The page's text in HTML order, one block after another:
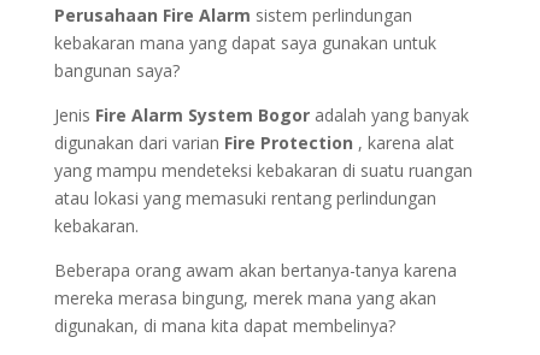
Perusahaan Fire Alarm sistem perlindungan
kebakaran mana yang dapat saya gunakan untuk
bangunan saya?
Jenis Fire Alarm System Bogoradalah yang banyak
digunakan dari varian Fire Protection , karena alat
yang mampu mendeteksi kebakaran di suatu ruangan
atau lokasi yang memasuki rentang perlindungan
kebakaran.
Beberapa orang awam akan bertanya-tanya karena
mereka merasa bingung, merek mana yang akan
digunakan, di mana kita dapat membelinya?